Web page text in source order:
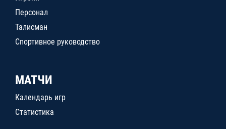
Персонал
Талисман
Спортивное руководство
МАТЧИ
Календарь игр
Статистика